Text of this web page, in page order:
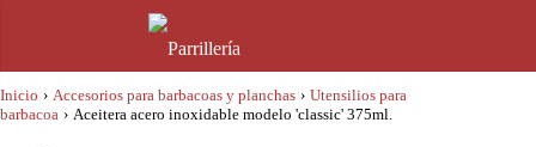
Inicio › Accesorios para barbacoas y planchas › Utensilios para
barbacoa › Aceitera acero inoxidable modelo 'classic' 375ml.